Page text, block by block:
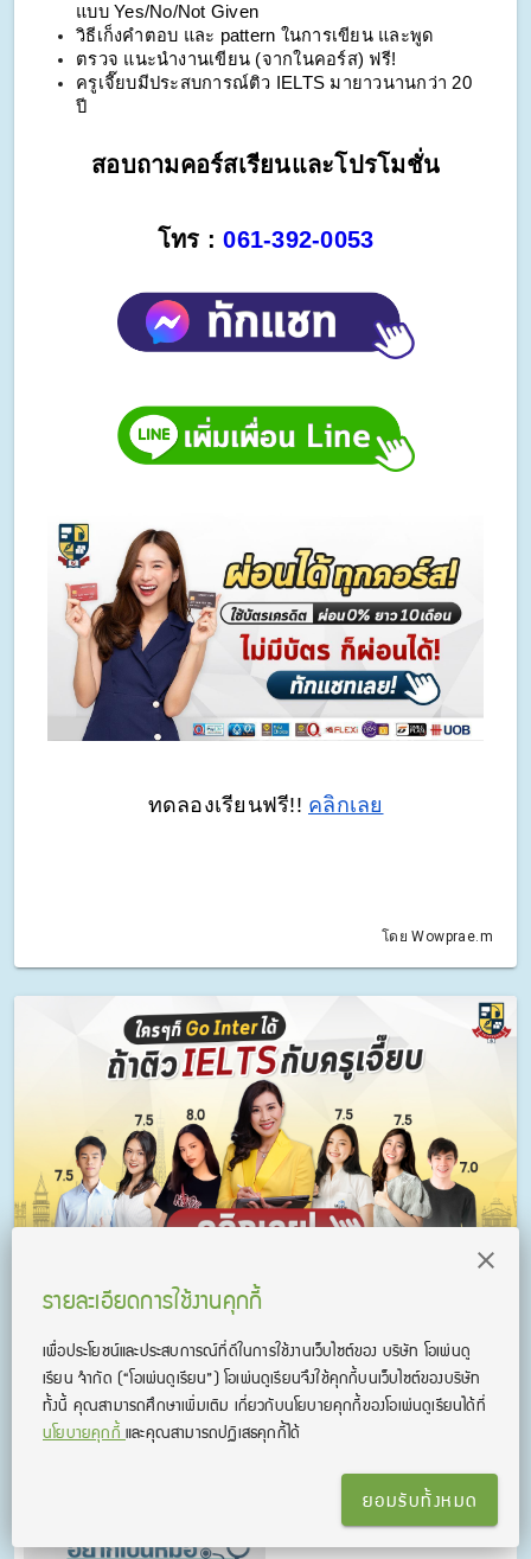
แบบ Yes/No/Not Given
วิธีเก็งคำตอบ และ pattern ในการเขียน และพูด
ตรวจ แนะนำงานเขียน (จากในคอร์ส) ฟรี!
ครูเจี๊ยบมีประสบการณ์ติว IELTS มายาวนานกว่า 20
ปี
สอบถามคอร์สเรียนและโปรโมชั่น
โทร : 061-392-0053
ทดลองเรียนฟรี!! คลิกเลย
โดย Wowprae.m
ข่าวที่เกี่ยวข้อง
คณะแพทย์ มหิดล คะแนน
IELTS ต้องใช้รอบไหนบ้าง?
รายละเอียดการใช้งานคุกกี้
เพื่อประโยชน์และประสบการณ์ที่ดีในการใช้งานเว็บไซต์ของ บริษัท โอเพ่นดู
เรียน จํากัด (“โอเพ่นดูเรียน”)โอเพ่นดูเรียนจึงใช้คุกกี้บนเว็บไซต์ของบริษัท
ทั้งนี้ คุณสามารถศึกษาเพิ่มเติม เกี่ยวกับนโยบายคุกกี้ของโอเพ่นดูเรียนได้ที่
นโยบายคุกกี้และคุณสามารถปฏิเสธคุกกี้ได้
ยอมรับทั้งหมด